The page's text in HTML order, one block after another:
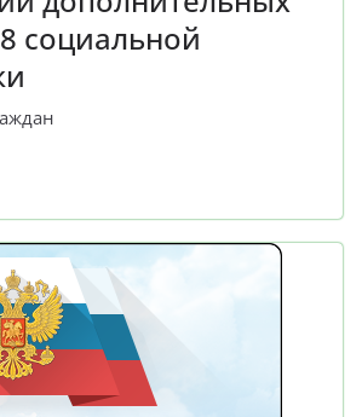
социальной